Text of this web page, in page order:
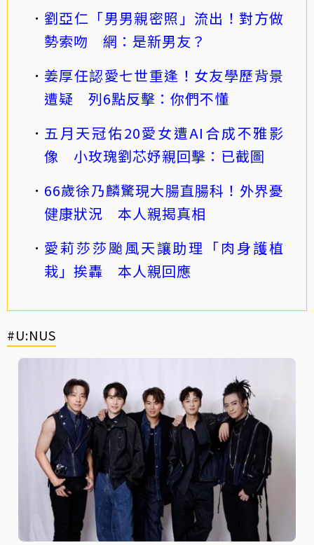
劉亞仁「男男親密照」流出！對方做
勢索吻 網：是新男友？
姜厚任認愛七世重逢！女友學歷背景
遭疑 列6點反擊：你們不懂
五月天冠佑20愛女遭AI合成不雅影
像 小玫瑰劉芯妤親回擊：已截圖
66歲徐乃麟驚現大腸直腸科！外界憂
健康狀況 本人親揭真相
愛莉莎莎颱風天讓助理「肉身護植
栽」挨轟 本人親回應
#U:NUS